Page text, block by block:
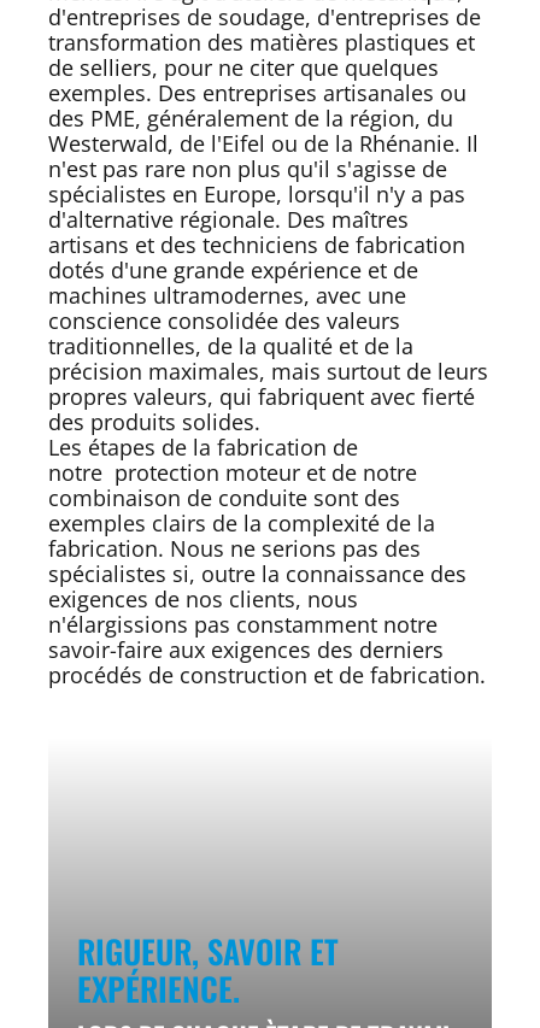
d'entreprises de soudage, d'entreprises de
transformation des matières plastiques et
de selliers, pour ne citer que quelques
exemples. Des entreprises artisanales ou
des PME, généralement de la région, du
Westerwald, de l'Eifel ou de la Rhénanie. Il
n'est pas rare non plus qu'il s'agisse de
spécialistes en Europe, lorsqu'il n'y a pas
d'alternative régionale. Des maîtres
artisans et des techniciens de fabrication
dotés d'une grande expérience et de
machines ultramodernes, avec une
conscience consolidée des valeurs
traditionnelles, de la qualité et de la
précision maximales, mais surtout de leurs
propres valeurs, qui fabriquent avec fierté
des produits solides.
Les étapes de la fabrication de
notre protection moteur et de notre
combinaison de conduite sont des
exemples clairs de la complexité de la
fabrication. Nous ne serions pas des
spécialistes si, outre la connaissance des
exigences de nos clients, nous
n'élargissions pas constamment notre
savoir-faire aux exigences des derniers
procédés de construction et de fabrication.
RIGUEUR, SAVOIR ET
EXPÉRIENCE.